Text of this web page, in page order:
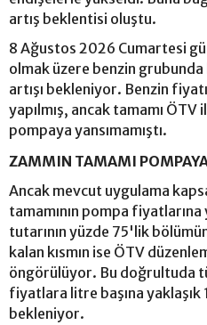
artış beklentisi oluştu.
8 Ağustos 2026 Cumartesi
olmak üzere benzin
artışı bekleniyor. Benzin
yapılmış, ancak tamamı ÖTV
pompaya yansımamıştı.
ZAMMIN TAMAMI
Ancak mevcut uygulama
tamamının pompa fiyatlarına
tutarının yüzde 75'lik
kalan kısmın ise ÖTV
öngörülüyor. Bu doğrultuda
fiyatlara litre başına yaklaşık
bekleniyor.